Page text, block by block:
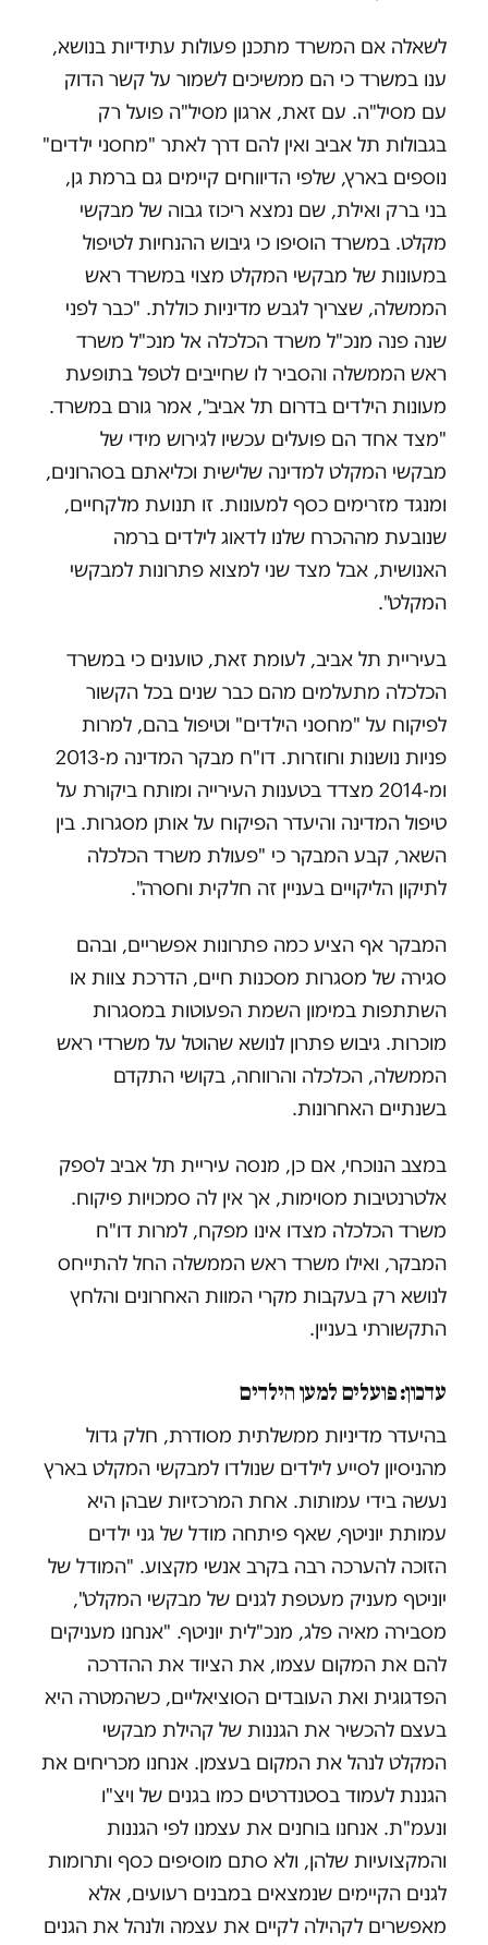
לשאלה אם המשרד מתכנן פעולות עתידיות בנושא,
ענו במשרד כי הם ממשיכים לשמור על קשר הדוק
עם מסיל"ה. עם זאת, ארגון מסיל"ה פועל רק
בגבולות תל אביב ואין להם דרך לאתר "מחסני ילדים"
נוספים בארץ, שלפי הדיווחים קיימים גם ברמת גן,
בני ברק ואילת, שם נמצא ריכוז גבוה של מבקשי
מקלט. במשרד הוסיפו כי גיבוש ההנחיות לטיפול
במעונות של מבקשי המקלט מצוי במשרד ראש
הממשלה, שצריך לגבש מדיניות כוללת. "כבר לפני
שנה פנה מנכ"ל משרד הכלכלה אל מנכ"ל משרד
ראש הממשלה והסביר לו שחייבים לטפל בתופעת
מעונות הילדים בדרום תל אביב", אמר גורם במשרד.
"מצד אחד הם פועלים עכשיו לגירוש מידי של
מבקשי המקלט למדינה שלישית וכליאתם בסהרונים,
ומנגד מזרימים כסף למעונות. זו תנועת מלקחיים,
שנובעת מההכרח שלנו לדאוג לילדים ברמה
האנושית, אבל מצד שני למצוא פתרונות למבקשי
המקלט".
בעיריית תל אביב, לעומת זאת, טוענים כי במשרד
הכלכלה מתעלמים מהם כבר שנים בכל הקשור
לפיקוח על "מחסני הילדים" וטיפול בהם, למרות
פניות נושנות וחוזרות. דו"ח מבקר המדינה מ-2013
ומ-2014 מצדד בטענות העירייה ומותח ביקורת על
טיפול המדינה והיעדר הפיקוח על אותן מסגרות. בין
השאר, קבע המבקר כי "פעולת משרד הכלכלה
לתיקון הליקויים בעניין זה חלקית וחסרה".
המבקר אף הציע כמה פתרונות אפשריים, ובהם
סגירה של מסגרות מסכנות חיים, הדרכת צוות או
השתתפות במימון השמת הפעוטות במסגרות
מוכרות. גיבוש פתרון לנושא שהוטל על משרדי ראש
הממשלה, הכלכלה והרווחה, בקושי התקדם
בשנתיים האחרונות.
במצב הנוכחי, אם כן, מנסה עיריית תל אביב לספק
אלטרנטיבות מסוימות, אך אין לה סמכויות פיקוח.
משרד הכלכלה מצדו אינו מפקח, למרות דו"ח
המבקר, ואילו משרד ראש הממשלה החל להתייחס
לנושא רק בעקבות מקרי המוות האחרונים והלחץ
התקשורתי בעניין.
עדכון: פועלים למען הילדים
בהיעדר מדיניות ממשלתית מסודרת, חלק גדול
מהניסיון לסייע לילדים שנולדו למבקשי המקלט בארץ
נעשה בידי עמותות. אחת המרכזיות שבהן היא
עמותת יוניטף, שאף פיתחה מודל של גני ילדים
הזוכה להערכה רבה בקרב אנשי מקצוע. "המודל של
יוניטף מעניק מעטפת לגנים של מבקשי המקלט",
מסבירה מאיה פלג, מנכ"לית יוניטף. "אנחנו מעניקים
להם את המקום עצמו, את הציוד את ההדרכה
הפדגוגית ואת העובדים הסוציאליים, כשהמטרה היא
בעצם להכשיר את הגננות של קהילת מבקשי
המקלט לנהל את המקום בעצמן. אנחנו מכריחים את
הגננת לעמוד בסטנדרטים כמו בגנים של ויצ"ו
ונעמ"ת. אנחנו בוחנים את עצמנו לפי הגננות
והמקצועיות שלהן, ולא סתם מוסיפים כסף ותרומות
לגנים הקיימים שנמצאים במבנים רעועים, אלא
מאפשרים לקהילה לקיים את עצמה ולנהל את הגנים